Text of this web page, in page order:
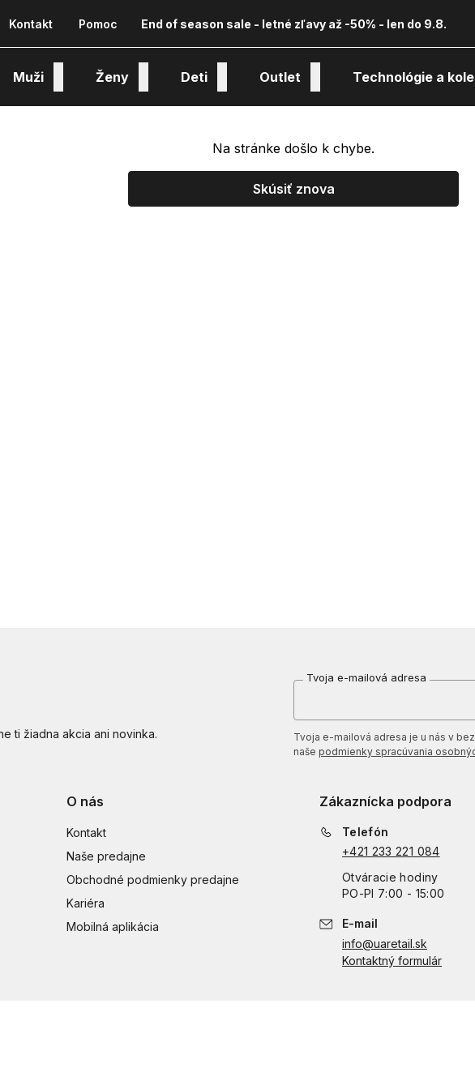
Kontakt Pomoc End of season sale - letné zľavy až -50% - len do 9.8.
Muži Ženy Deti Outlet Technológie a
Na stránke došlo k chybe.
Skúsiť znova
ti žiadna akcia ani novinka.
Tvoja e-mailová adresa
Tvoja e-mailová adresa je u nás v
naše podmienky spracúvania
O nás
Kontakt
Naše predajne
Obchodné podmienky predajne
Kariéra
Mobilná aplikácia
Zákaznícka podpora
Telefón
+421 233 221 084
Otváracie hodiny
PO-PI 7:00 - 15:00
E-mail
info@uaretail.sk
Kontaktný formulár